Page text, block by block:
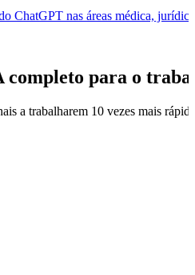
ChatGPT nas áreas médica,
completo para o
a trabalharem 10 vezes mais